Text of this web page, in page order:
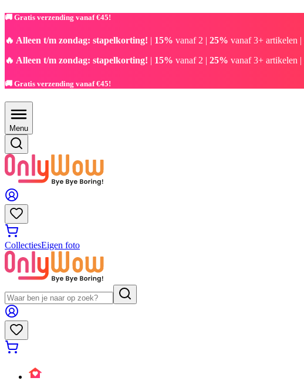
🚚 Gratis verzending vanaf €45!
🔥 Alleen t/m zondag: stapelkorting! | 15% vanaf 2 | 25% vanaf 3+ artikelen |
🔥 Alleen t/m zondag: stapelkorting! | 15% vanaf 2 | 25% vanaf 3+ artikelen |
🚚 Gratis verzending vanaf €45!
Menu
CollectiesEigen foto